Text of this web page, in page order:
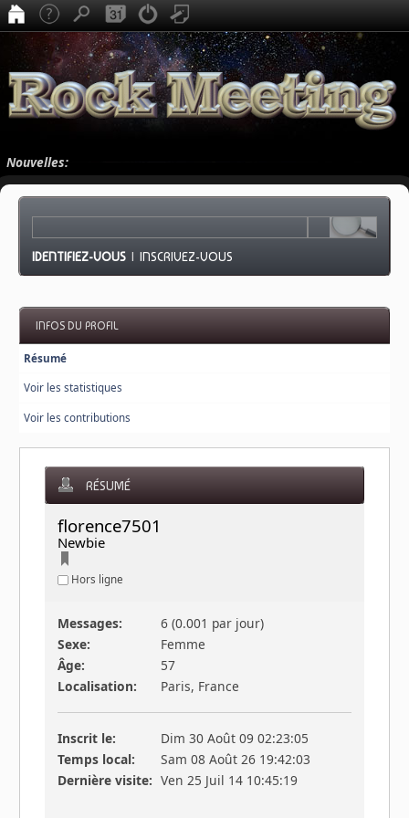
Nouvelles:
IDENTIFIEZ-VOUS |INSCRIVEZ-VOUS
INFOS DU PROFIL
Résumé
Voir les statistiques
Voir les contributions
RÉSUMÉ
Newbie
Hors ligne
Messages:
6 (0.001 par jour)
Sexe:
Femme
Âge:
57
Localisation:
Paris, France
Inscrit le:
Dim 30 Août 09 02:23:05
Temps local:
Sam 08 Août 26 19:42:03
Dernière visite: Ven 25 Juil 14 10:45:19